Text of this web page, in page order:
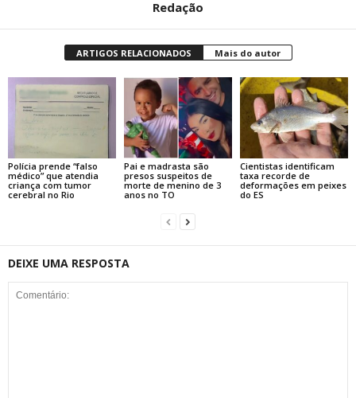
Redação
ARTIGOS RELACIONADOS Mais do autor
Polícia prende “falso
médico” que atendia
criança com tumor
cerebral no Rio
Pai e madrasta são
presos suspeitos de
morte de menino de 3
anos no TO
Cientistas identificam
taxa recorde de
deformações em peixes
do ES
DEIXE UMA RESPOSTA